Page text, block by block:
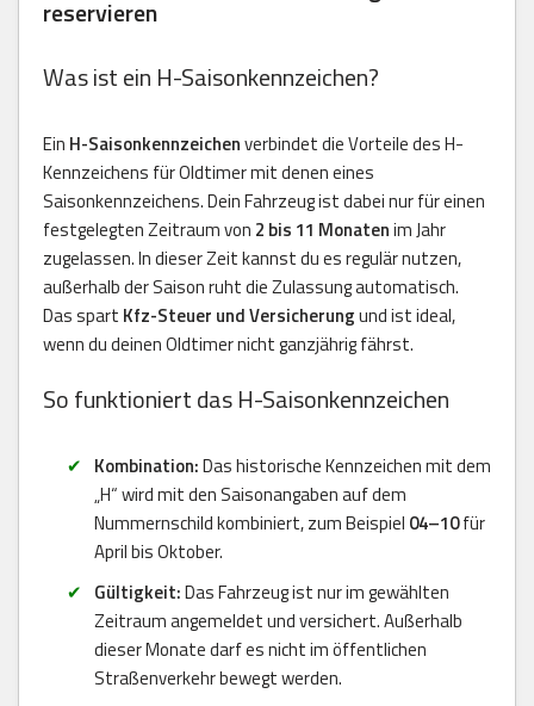
reservieren
Was ist ein H-Saisonkennzeichen?
Ein H-Saisonkennzeichenverbindet die Vorteile des H-
Kennzeichens für Oldtimer mit denen eines
Saisonkennzeichens. Dein Fahrzeug ist dabei nur für einen
festgelegten Zeitraum von 2 bis 11 Monatenim Jahr
zugelassen. In dieser Zeit kannst du es regulär nutzen,
außerhalb der Saison ruht die Zulassung automatisch.
Das spart Kfz-Steuer und Versicherungund ist ideal,
wenn du deinen Oldtimer nicht ganzjährig fährst.
So funktioniert das H-Saisonkennzeichen
Kombination:Das historische Kennzeichen mit dem
„H“ wird mit den Saisonangaben auf dem
Nummernschild kombiniert, zum Beispiel 04–10für
April bis Oktober.
Gültigkeit:Das Fahrzeug ist nur im gewählten
Zeitraum angemeldet und versichert. Außerhalb
dieser Monate darf es nicht im öffentlichen
Straßenverkehr bewegt werden.